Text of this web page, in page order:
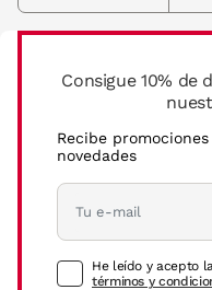
Consigue 10%
Recibe
novedades
He leído y acepto
términos y